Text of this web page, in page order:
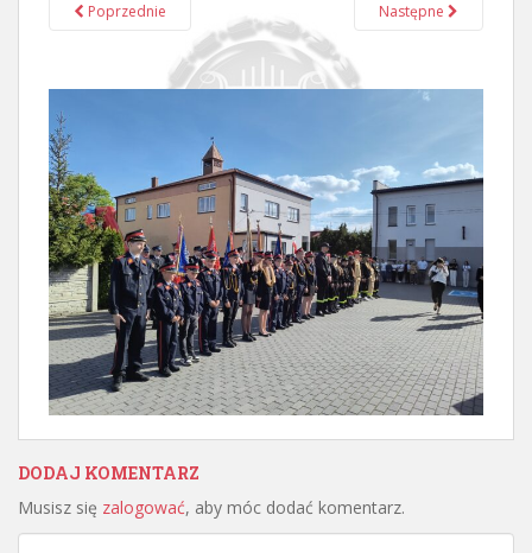
Poprzednie Następne
DODAJ KOMENTARZ
Musisz się zalogować, aby móc dodać komentarz.